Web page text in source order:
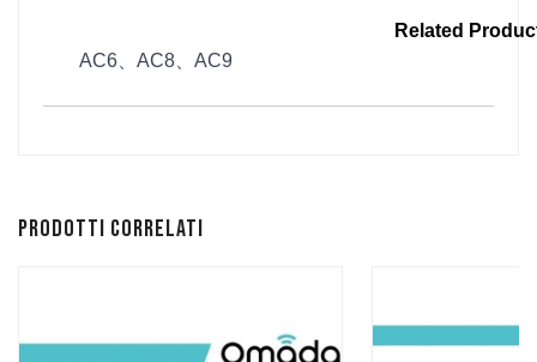
Related
AC6、AC8、AC9
Prodotti correlati